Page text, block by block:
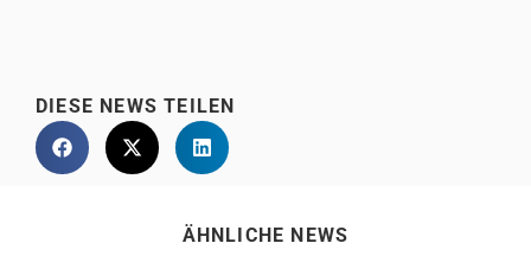
DIESE NEWS TEILEN
ÄHNLICHE NEWS